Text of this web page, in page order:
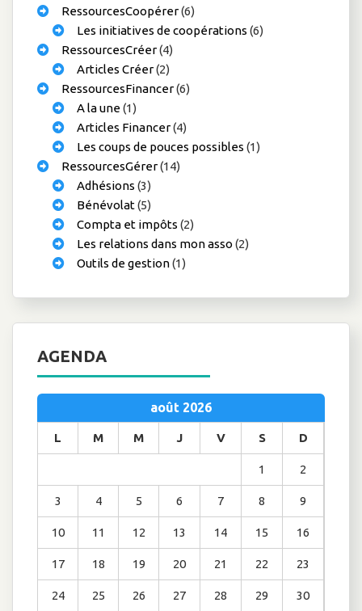
RessourcesCoopérer(6)
Les initiatives de coopérations (6)
RessourcesCréer(4)
Articles Créer(2)
RessourcesFinancer(6)
A la une(1)
Articles Financer(4)
Les coups de pouces possibles (1)
RessourcesGérer(14)
Adhésions (3)
Bénévolat(5)
Compta et impôts (2)
Les relations dans mon asso (2)
Outils de gestion(1)
AGENDA
août 2026
L M M J V S D
1 2
3 4 5 6 7 8 9
10 11 12 13 14 15 16
17 18 19 20 21 22 23
24 25 26 27 28 29 30